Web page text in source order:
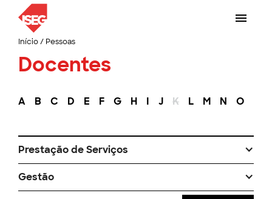
Início/ Pessoas
Docentes
A B C D E F G H I J K L M N O
Prestação de Serviços
Gestão